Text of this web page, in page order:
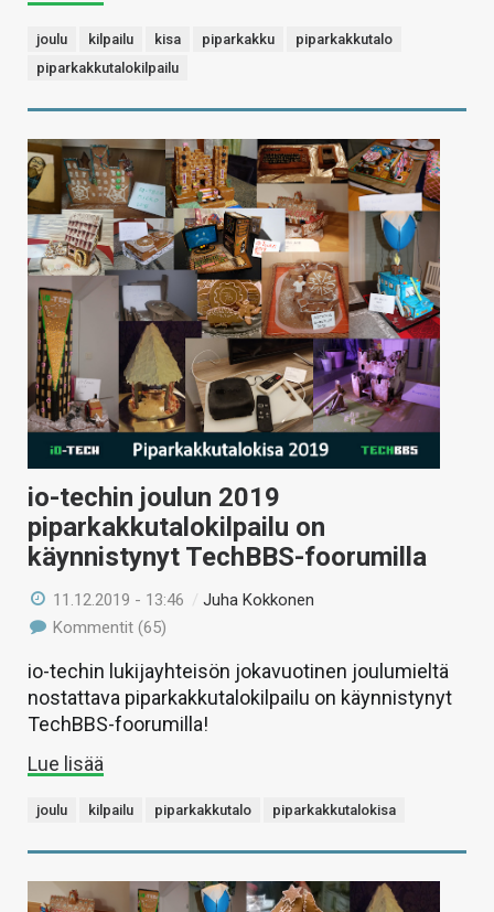
joulu kilpailu kisa piparkakku
piparkakkutalo
piparkakkutalokilpailu
io-techin joulun 2019
piparkakkutalokilpailu on
käynnistynyt TechBBS-foorumilla
11.12.2019 - 13:46 /Juha Kokkonen
Kommentit (65)
io-techin lukijayhteisön jokavuotinen joulumieltä
nostattava piparkakkutalokilpailu on käynnistynyt
TechBBS-foorumilla!
Lue lisää
joulu kilpailu piparkakkutalo piparkakkutalokisa